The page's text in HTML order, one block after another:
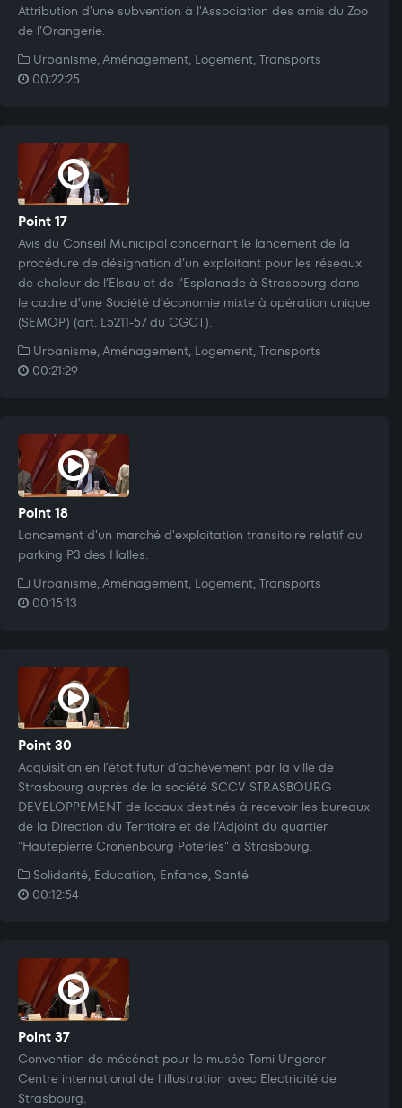
Attribution d'une subvention à l'Association des amis du Zoo
de l'Orangerie.
Urbanisme, Aménagement, Logement, Transports
00:22:25
Point 17
Avis du Conseil Municipal concernant le lancement de la
procédure de désignation d’un exploitant pour les réseaux
de chaleur de l’Elsau et de l’Esplanade à Strasbourg dans
le cadre d’une Société d’économie mixte à opération unique
(SEMOP) (art. L5211-57 du CGCT).
Urbanisme, Aménagement, Logement, Transports
00:21:29
Point 18
Lancement d'un marché d'exploitation transitoire relatif au
parking P3 des Halles.
Urbanisme, Aménagement, Logement, Transports
00:15:13
Point 30
Acquisition en l’état futur d’achèvement par la ville de
Strasbourg auprès de la société SCCV STRASBOURG
DEVELOPPEMENT de locaux destinés à recevoir les bureaux
de la Direction du Territoire et de l’Adjoint du quartier
"Hautepierre Cronenbourg Poteries" à Strasbourg.
Solidarité, Education, Enfance, Santé
00:12:54
Point 37
Convention de mécénat pour le musée Tomi Ungerer -
Centre international de l'illustration avec Electricité de
Strasbourg.